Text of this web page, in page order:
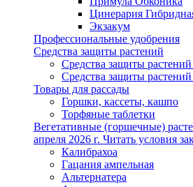
Цинерария
Экзакум
Профессиональные удобрения
Средства защиты растений
Средства защиты растений
Средства защиты растений
Товары для рассады
Горшки, кассеты, кашпо
Торфяные таблетки
Вегетативные (горшечные)
апреля 2026 г. Читать условия
Калибрахоа
Гацания ампельная
Альтернатера